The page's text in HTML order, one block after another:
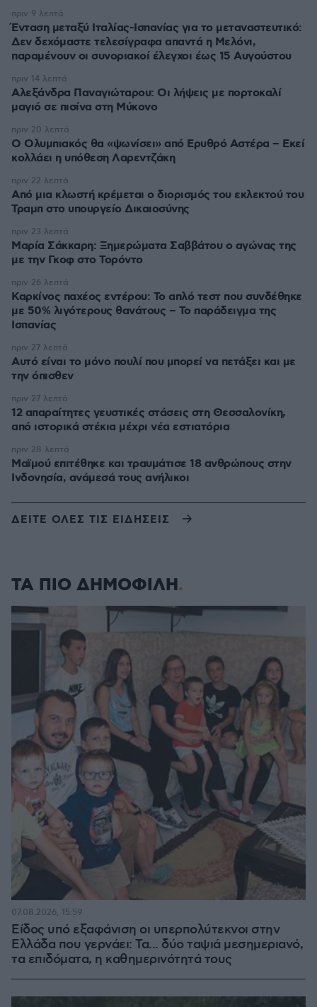
Ένταση μεταξύ Ιταλίας-Ισπανίας για το μεταναστευτικό:
Δεν δεχόμαστε τελεσίγραφα απαντά η Μελόνι,
παραμένουν οι συνοριακοί έλεγχοι έως 15 Αυγούστου
πριν 9 λεπτά
Αλεξάνδρα Παναγιώταρου: Οι λήψεις με πορτοκαλί
μαγιό σε πισίνα στη Μύκονο
πριν 14 λεπτά
Ο Ολυμπιακός θα «ψωνίσει» από Ερυθρό Αστέρα – Εκεί
κολλάει η υπόθεση Λαρεντζάκη
πριν 20 λεπτά
Από μια κλωστή κρέμεται ο διορισμός του εκλεκτού του
Τραμπ στο υπουργείο Δικαιοσύνης
πριν 22 λεπτά
Μαρία Σάκκαρη: Ξημερώματα Σαββάτου ο αγώνας της
με την Γκοφ στο Τορόντο
πριν 23 λεπτά
Καρκίνος παχέος εντέρου: Το απλό τεστ που συνδέθηκε
με 50% λιγότερους θανάτους – Το παράδειγμα της
Ισπανίας
πριν 26 λεπτά
Αυτό είναι το μόνο πουλί που μπορεί να πετάξει και με
την όπισθεν
πριν 27 λεπτά
12 απαραίτητες γευστικές στάσεις στη Θεσσαλονίκη,
από ιστορικά στέκια μέχρι νέα εστιατόρια
πριν 27 λεπτά
Μαϊμού επιτέθηκε και τραυμάτισε 18 ανθρώπους στην
Ινδονησία, ανάμεσά τους ανήλικοι
πριν 28 λεπτά
ΔΕΙΤΕ ΟΛΕΣ ΤΙΣ ΕΙΔΗΣΕΙΣ
ΤΑ ΠΙΟ ΔΗΜΟΦΙΛΗ
Είδος υπό εξαφάνιση οι υπερπολύτεκνοι στην
Ελλάδα που γερνάει: Τα... δύο ταψιά μεσημεριανό,
τα επιδόματα, η καθημερινότητά τους
07.08.2026, 15:59